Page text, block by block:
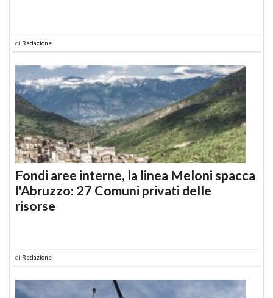
di Redazione
Fondi aree interne, la linea Meloni spacca
l'Abruzzo: 27 Comuni privati delle
risorse
di Redazione